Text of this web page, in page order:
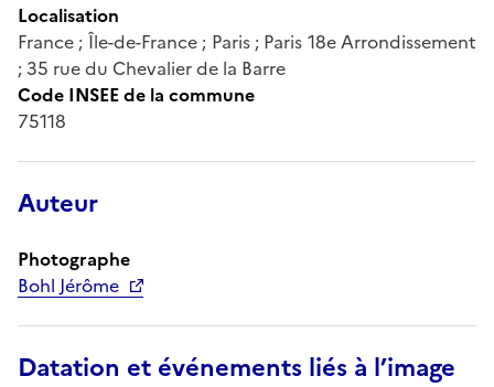
Localisation
France ; Île-de-France ; Paris ; Paris 18e Arrondissement
; 35 rue du Chevalier de la Barre
Code INSEE de la commune
75118
Auteur
Photographe
Bohl Jérôme
Datation et événements liés à l’image